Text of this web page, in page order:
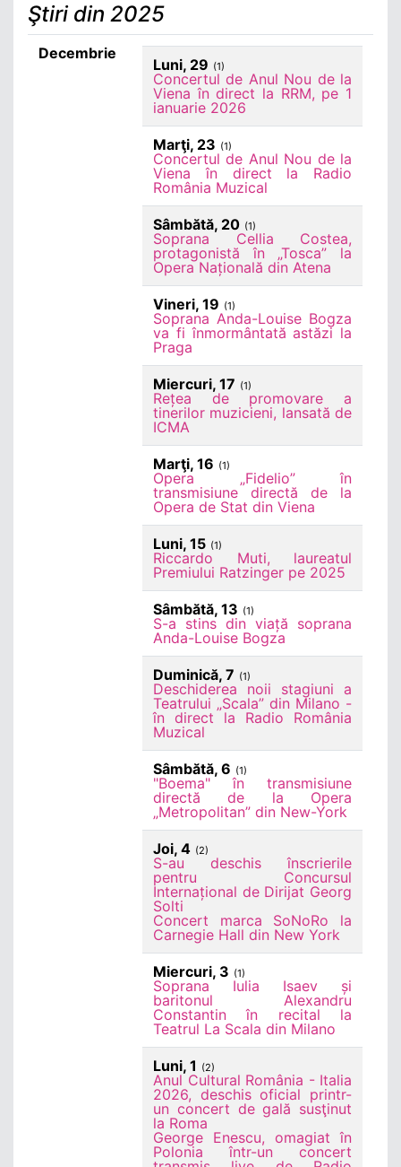
Ştiri din 2025
Decembrie
Luni, 29 (1)
Concertul de Anul Nou de la
Viena în direct la RRM, pe 1
ianuarie 2026
Marţi, 23 (1)
Concertul de Anul Nou de la
Viena în direct la Radio
România Muzical
Sâmbătă, 20 (1)
Soprana Cellia Costea,
protagonistă în „Tosca” la
Opera Națională din Atena
Vineri, 19 (1)
Soprana Anda-Louise Bogza
va fi înmormântată astăzi la
Praga
Miercuri, 17 (1)
Rețea de promovare a
tinerilor muzicieni, lansată de
ICMA
Marţi, 16 (1)
Opera „Fidelio” în
transmisiune directă de la
Opera de Stat din Viena
Luni, 15 (1)
Riccardo Muti, laureatul
Premiului Ratzinger pe 2025
Sâmbătă, 13 (1)
S-a stins din viață soprana
Anda-Louise Bogza
Duminică, 7 (1)
Deschiderea noii stagiuni a
Teatrului „Scala” din Milano -
în direct la Radio România
Muzical
Sâmbătă, 6 (1)
"Boema" în transmisiune
directă de la Opera
„Metropolitan” din New-York
Joi, 4 (2)
S-au deschis înscrierile
pentru Concursul
Internațional de Dirijat Georg
Solti
Concert marca SoNoRo la
Carnegie Hall din New York
Miercuri, 3 (1)
Soprana Iulia Isaev și
baritonul Alexandru
Constantin în recital la
Teatrul La Scala din Milano
Luni, 1 (2)
Anul Cultural România - Italia
2026, deschis oficial printr-
un concert de gală susţinut
la Roma
George Enescu, omagiat în
Polonia într-un concert